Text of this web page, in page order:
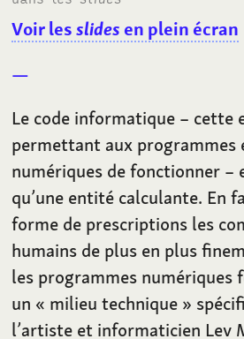
Voir lesslides en plein écran
Le code informatique – cette
permettant aux programmes
numériques de fonctionner –
qu’une entité calculante. En
forme de prescriptions les
humains de plus en plus
les programmes numériques
un « milieu technique »
l’artiste et informaticien Lev